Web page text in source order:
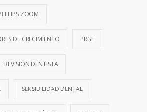
ZOOM
DE CRECIMIENTO PRGF
REVISIÓN DENTISTA
SENSIBILIDAD DENTAL